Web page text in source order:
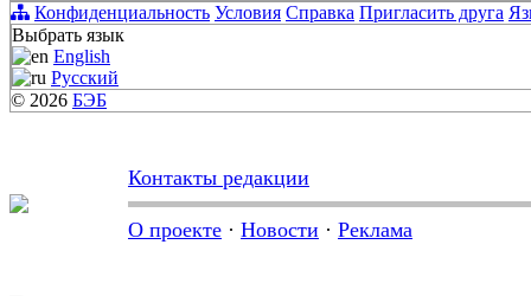
Конфиденциальность Условия Справка Пригласить друга
Выбрать язык
English
Русский
© 2026 БЭБ
Контакты редакции
О проекте · Новости · Реклама